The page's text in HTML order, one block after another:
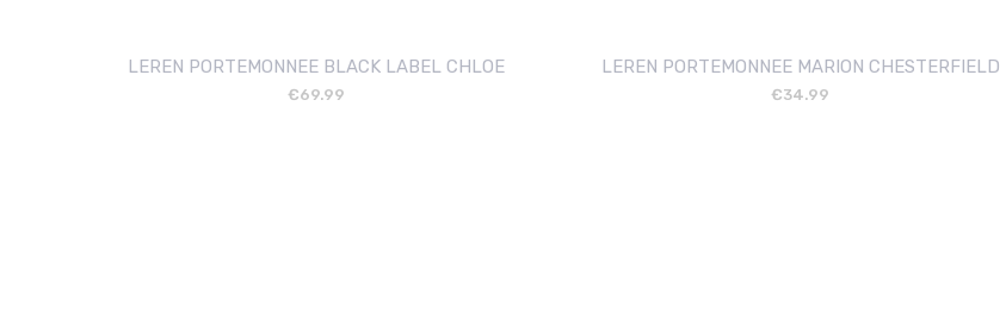
LEREN PORTEMONNEE BLACK LABEL CHLOE
€69.99
LEREN PORTEMONNEE MARION CHESTERFIELD
€34.99